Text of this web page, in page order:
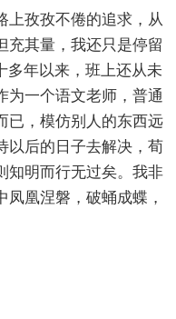
上孜孜不倦的追求，从
充其量，我还只是停留
多年以来，班上还从未
为一个语文老师，普通
已，模仿别人的东西远
以后的日子去解决，荀
知明而行无过矣。我非
凰涅磐，破蛹成蝶，